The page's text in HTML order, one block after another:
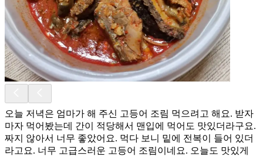
오늘 저녁은 엄마가 해 주신 고등어 조림 먹으려고 해요. 받자
마자 먹어봤는데 간이 적당해서 맨입에 먹어도 맛있더라구요.
짜지 않아서 너무 좋았어요. 먹다 보니 밑에 전복이 들어 있더
라고요. 너무 고급스러운 고등어 조림이네요. 오늘도 맛있게